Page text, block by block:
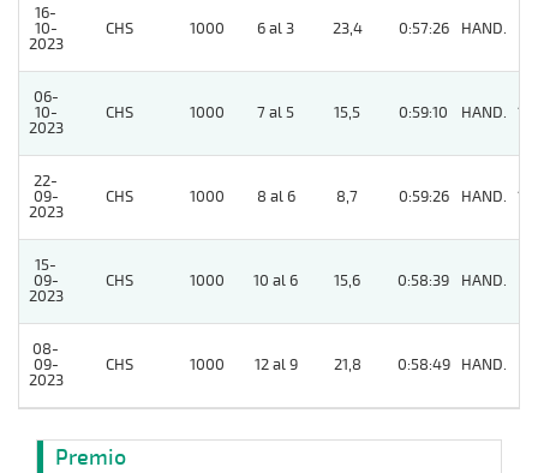
16-
10-
2023
CHS 1000 6 al 3 23,4 0:57:26 HAND.
06-
10-
2023
CHS 1000 7 al 5 15,5 0:59:10 HAND. 12
22-
09-
2023
CHS 1000 8 al 6 8,7 0:59:26 HAND. 12
15-
09-
2023
CHS 1000 10 al 6 15,6 0:58:39 HAND.
08-
09-
2023
CHS 1000 12 al 9 21,8 0:58:49 HAND.
Premio